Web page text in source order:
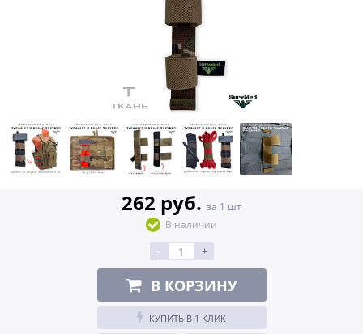
262 руб. за 1 шт
В наличии
-
+
В КОРЗИНУ
КУПИТЬ В 1 КЛИК